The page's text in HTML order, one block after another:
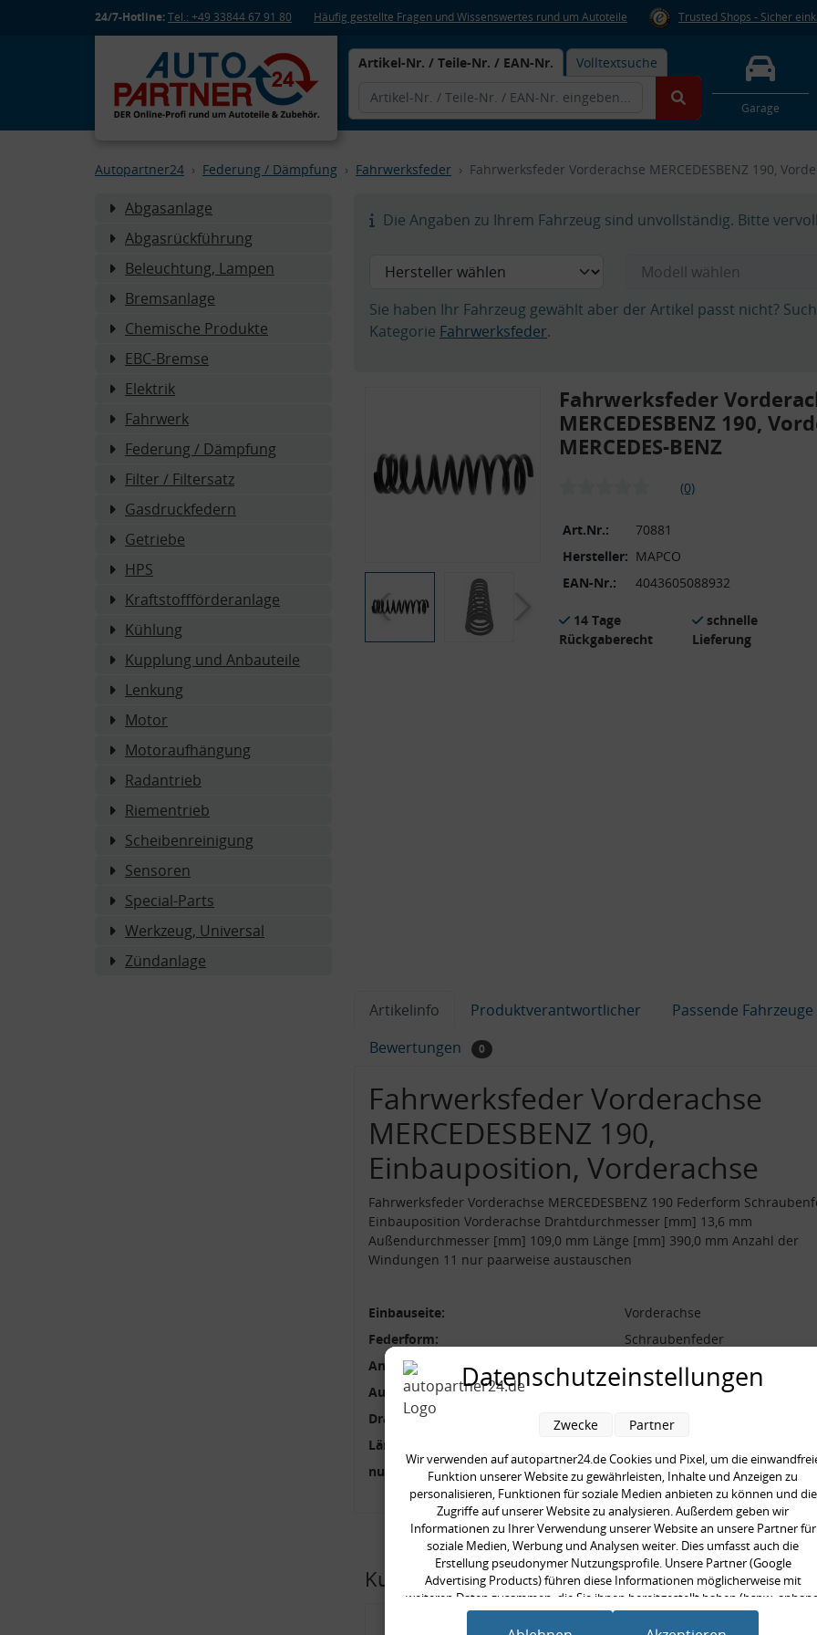
24/7-Hotline:Tel.: +49 33844 67 91 80 Häufig gestellte Fragen und Wissenswertes rund um Autoteile Trusted Shops - Sicher
Artikel-Nr. / Teile-Nr. / EAN-Nr. Volltextsuche
Garage
Autopartner24 Federung / Dämpfung Fahrwerksfeder Fahrwerksfeder Vorderachse MERCEDESBENZ 190,
Abgasanlage
Abgasrückführung
Beleuchtung, Lampen
Bremsanlage
Chemische Produkte
EBC-Bremse
Elektrik
Fahrwerk
Federung / Dämpfung
Filter / Filtersatz
Gasdruckfedern
Getriebe
HPS
Kraftstoffförderanlage
Kühlung
Kupplung und Anbauteile
Lenkung
Motor
Motoraufhängung
Radantrieb
Riementrieb
Scheibenreinigung
Sensoren
Special-Parts
Werkzeug, Universal
Zündanlage
Die Angaben zu Ihrem Fahrzeug sind unvollständig. Bitte
Sie haben Ihr Fahrzeug gewählt aber der Artikel passt nicht?
Kategorie Fahrwerksfeder.
Fahrwerksfeder
MERCEDESBENZ 190,
MERCEDES-BENZ
(0)
Art.Nr.:
70881
Hersteller: MAPCO
EAN-Nr.:
4043605088932
14 Tage
Rückgaberecht
schnelle
Lieferung
Artikelinfo Produktverantwortlicher
Passende Fahrzeuge
Bewertungen
0
Fahrwerksfeder Vorderachse
MERCEDESBENZ 190,
Einbauposition, Vorderachse
Fahrwerksfeder Vorderachse MERCEDESBENZ 190 Federform
Einbauposition Vorderachse Drahtdurchmesser [mm] 13,6 mm
Außendurchmesser [mm] 109,0 mm Länge [mm] 390,0 mm Anzahl der
Windungen 11 nur paarweise austauschen
Einbauseite:
Vorderachse
Federform:
Schraubenfeder
Anzahl der Windungen:
11
Außendurchmesser [mm]:
109,0 mm
Drahtdurchmesser [mm]:
13,6 mm
Länge [mm]:
nur paarweise austauschen:
Kunden kauften auch
Datenschutzeinstellungen
Wir verwenden auf autopartner24.de Cookies und Pixel, um die
Funktion unserer Website zu gewährleisten, Inhalte und Anzeigen zu
personalisieren, Funktionen für soziale Medien anbieten zu können und die
Zugriffe auf unserer Website zu analysieren. Außerdem geben wir
Informationen zu Ihrer Verwendung unserer Website an unsere Partner für
soziale Medien, Werbung und Analysen weiter. Dies umfasst auch die
Erstellung pseudonymer Nutzungsprofile. Unsere Partner (Google
Advertising Products) führen diese Informationen möglicherweise mit
weiteren Daten zusammen, die Sie ihnen bereitgestellt haben (bspw.
eines persönlichen Accounts) oder welche sie im Rahmen Ihrer Nutzung der
Zwecke Partner